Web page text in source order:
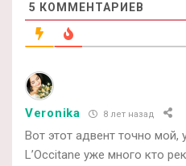
5 КОММЕНТАРИЕВ
Veronika 8 лет назад
Вот этот адвент точно мой,
L’Occitane уже много кто